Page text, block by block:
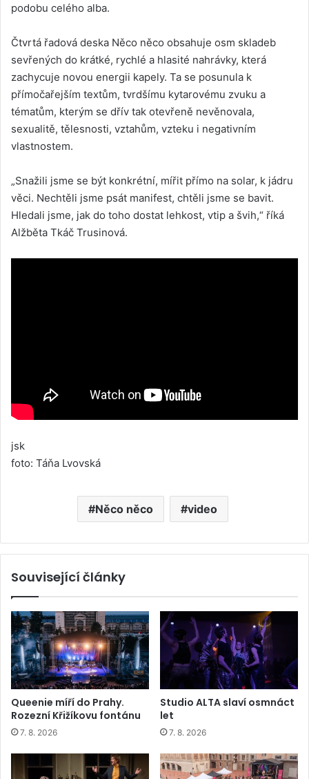
podobu celého alba.
Čtvrtá řadová deska Něco něco obsahuje osm skladeb
sevřených do krátké, rychlé a hlasité nahrávky, která
zachycuje novou energii kapely. Ta se posunula k
přímočařejším textům, tvrdšímu kytarovému zvuku a
tématům, kterým se dřív tak otevřeně nevěnovala,
sexualitě, tělesnosti, vztahům, vzteku i negativním
vlastnostem.
„Snažili jsme se být konkrétní, mířit přímo na solar, k jádru
věci. Nechtěli jsme psát manifest, chtěli jsme se bavit.
Hledali jsme, jak do toho dostat lehkost, vtip a švih,“ říká
Alžběta Tkáč Trusinová.
jsk
foto: Táňa Lvovská
Něco něco video
Související články
Queenie míří do Prahy.
Rozezní Křižíkovu fontánu
7. 8. 2026
Studio ALTA slaví osmnáct
let
7. 8. 2026